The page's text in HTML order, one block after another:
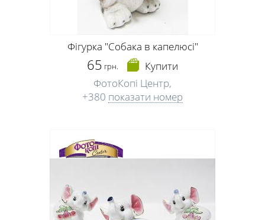
Фігурка "Собака в капелюсі"
65 грн.
Купити
ФотоКопі Центр,
+380 показати номер